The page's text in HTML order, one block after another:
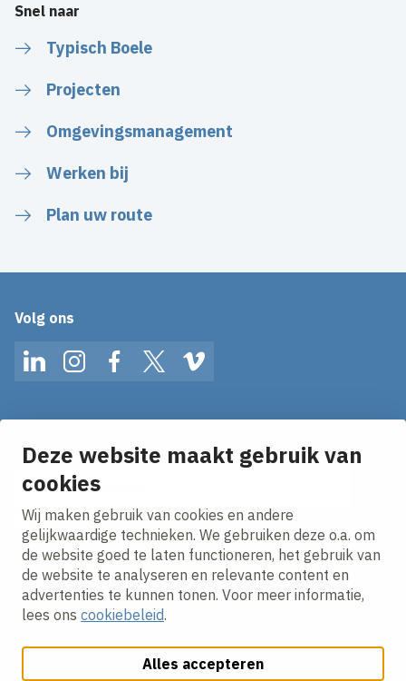
Deze website maakt gebruik van
cookies
Wij maken gebruik van cookies en andere
gelijkwaardige technieken. We gebruiken deze o.a. om
de website goed te laten functioneren, het gebruik van
de website te analyseren en relevante content en
advertenties te kunnen tonen. Voor meer informatie,
lees ons cookiebeleid.
Alles accepteren
Snel naar
Typisch Boele
Projecten
Omgevingsmanagement
Werken bij
Plan uw route
Volg ons
LinkedInInstagramFacebookTwitterVimeo
Ontvang onze nieuws alerts in je mailbox!
E-mailadres
Ik ga akkoord met hetprivacy statement.
Cookies aanpassenCookie beleidPrivacy policy